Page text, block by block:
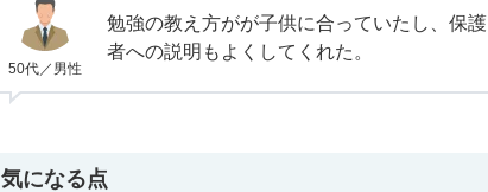
50代／男性
勉強の教え方がが子供に合っていたし、保護
者への説明もよくしてくれた。
気になる点